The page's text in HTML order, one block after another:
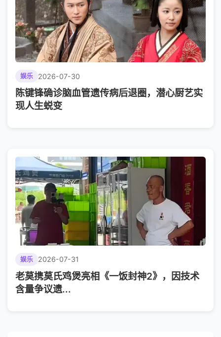
娱乐 2026-07-30
陈键锋确诊脑血管遗传病后退圈，潜心厨艺实
现人生蜕变
娱乐 2026-07-31
老莫携莫氏鸡煲亮相《一饭封神2》，因技术
含量争议遗...